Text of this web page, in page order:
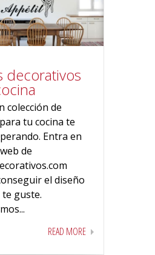
decorativos
colección de
tu cocina te
Entra en
de
el diseño
guste.
READ MORE